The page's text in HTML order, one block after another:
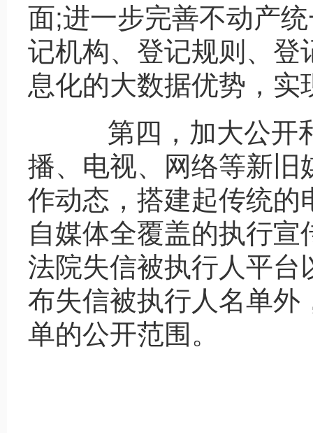
面;进一步完善不动产
记机构、登记规则、登
息化的大数据优势，
第四，加大公开和
播、电视、网络等新旧
作动态，搭建起传统的
自媒体全覆盖的执行宣
法院失信被执行人平台
布失信被执行人名单外
单的公开范围。